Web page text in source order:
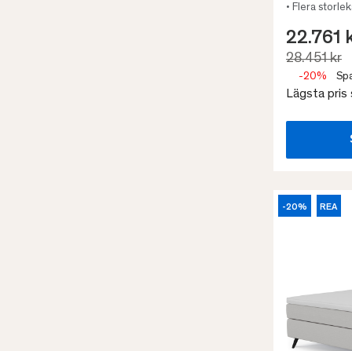
• Flera
22.761
28.451 kr
-20%
Lägsta pris
-20% REA